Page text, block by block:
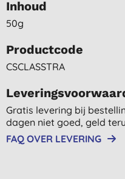
Inhoud
50g
Productcode
CSCLASSTRA
Gratis levering bij
dagen niet goed, geld
FAQ OVER LEVERING